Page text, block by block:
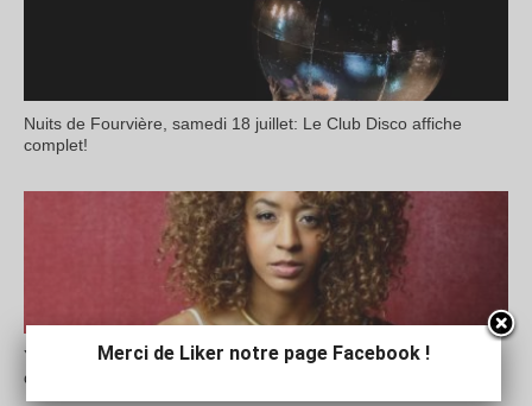
Nuits de Fourvière, samedi 18 juillet: Le Club Disco affiche
complet!
Yilian Cañizares aux Nuits de Fourvière: « L’écoute est un acte
d’amour »
Merci de Liker notre page Facebook !